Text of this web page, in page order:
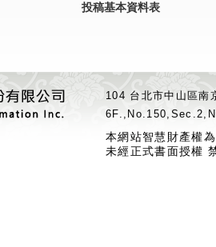
投稿基本資料表
104 台北市中山區
本網站智慧財產權
未經正式書面授權